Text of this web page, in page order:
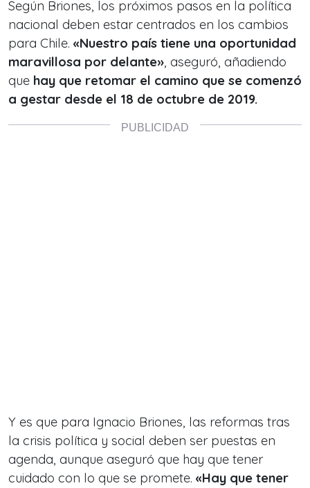
Según Briones, los próximos pasos en la política
nacional deben estar centrados en los cambios
para Chile. «Nuestro país tiene una oportunidad
maravillosa por delante», aseguró, añadiendo
que hay que retomar el camino que se comenzó
a gestar desde el 18 de octubre de 2019.
Y es que para Ignacio Briones, las reformas tras
la crisis política y social deben ser puestas en
agenda, aunque aseguró que hay que tener
cuidado con lo que se promete. «Hay que tener